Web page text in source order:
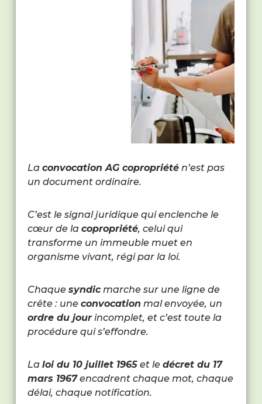
La convocation AG copropriétén’est pas
un document ordinaire.
C’est le signal juridique qui enclenche le
cœur de la copropriété, celui qui
transforme un immeuble muet en
organisme vivant, régi par la loi.
Chaque syndicmarche sur une ligne de
crête : une convocation mal envoyée, un
ordre du jourincomplet, et c’est toute la
procédure qui s’effondre.
La loi du 10 juillet 1965et le décret du 17
mars 1967encadrent chaque mot, chaque
délai, chaque notification.